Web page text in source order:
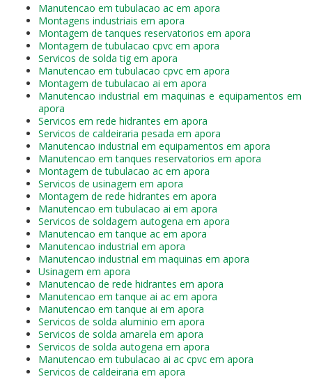
Manutencao em tubulacao ac em apora
Montagens industriais em apora
Montagem de tanques reservatorios em apora
Montagem de tubulacao cpvc em apora
Servicos de solda tig em apora
Manutencao em tubulacao cpvc em apora
Montagem de tubulacao ai em apora
Manutencao industrial em maquinas e equipamentos em
apora
Servicos em rede hidrantes em apora
Servicos de caldeiraria pesada em apora
Manutencao industrial em equipamentos em apora
Manutencao em tanques reservatorios em apora
Montagem de tubulacao ac em apora
Servicos de usinagem em apora
Montagem de rede hidrantes em apora
Manutencao em tubulacao ai em apora
Servicos de soldagem autogena em apora
Manutencao em tanque ac em apora
Manutencao industrial em apora
Manutencao industrial em maquinas em apora
Usinagem em apora
Manutencao de rede hidrantes em apora
Manutencao em tanque ai ac em apora
Manutencao em tanque ai em apora
Servicos de solda aluminio em apora
Servicos de solda amarela em apora
Servicos de solda autogena em apora
Manutencao em tubulacao ai ac cpvc em apora
Servicos de caldeiraria em apora